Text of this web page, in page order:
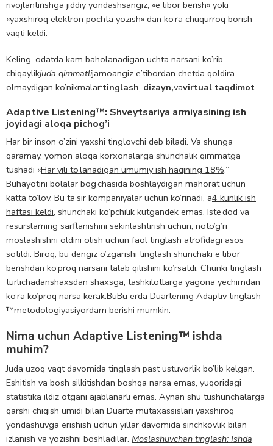
rivojlantirishga jiddiy yondashsangiz, «e’tibor berish» yoki
«yaxshiroq elektron pochta yozish» dan ko’ra chuqurroq borish
vaqti keldi.
Keling, odatda kam baholanadigan uchta narsani ko’rib
chiqaylikjuda qimmatlijamoangiz e’tibordan chetda qoldira
olmaydigan ko’nikmalar:tinglash, dizayn,vavirtual taqdimot.
Adaptive Listening™: Shveytsariya armiyasining ish
joyidagi aloqa pichog’i
Har bir inson o’zini yaxshi tinglovchi deb biladi. Va shunga
qaramay, yomon aloqa korxonalarga shunchalik qimmatga
tushadi «Har yili to’lanadigan umumiy ish haqining 18%.”
Buhayotini bolalar bog’chasida boshlaydigan mahorat uchun
katta to’lov. Bu ta’sir kompaniyalar uchun ko’rinadi, a4 kunlik ish
haftasi keldi, shunchaki ko’pchilik kutgandek emas. Iste’dod va
resurslarning sarflanishini sekinlashtirish uchun, noto’g’ri
moslashishni oldini olish uchun faol tinglash atrofidagi asos
sotildi. Biroq, bu dengiz o’zgarishi tinglash shunchaki e’tibor
berishdan ko’proq narsani talab qilishini ko’rsatdi. Chunki tinglash
turlichadanshaxsdan shaxsga, tashkilotlarga yagona yechimdan
ko’ra ko’proq narsa kerak.BuBu erda Duartening Adaptiv tinglash
™metodologiyasiyordam berishi mumkin.
Nima uchun Adaptive Listening™ ishda
muhim?
Juda uzoq vaqt davomida tinglash past ustuvorlik bo’lib kelgan.
Eshitish va bosh silkitishdan boshqa narsa emas, yuqoridagi
statistika ildiz otgani ajablanarli emas. Aynan shu tushunchalarga
qarshi chiqish umidi bilan Duarte mutaxassislari yaxshiroq
yondashuvga erishish uchun yillar davomida sinchkovlik bilan
izlanish va yozishni boshladilar. Moslashuvchan tinglash: Ishda